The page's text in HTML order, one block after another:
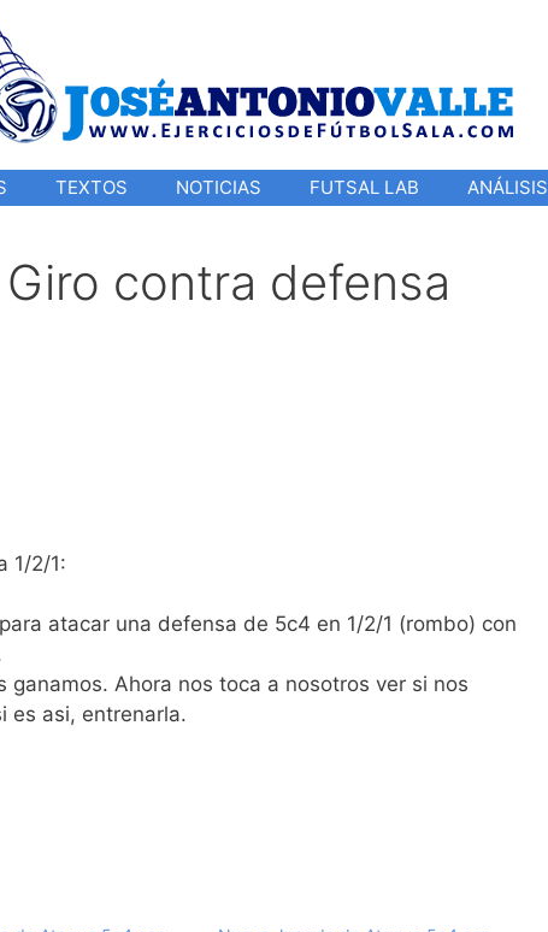
TEXTOS NOTICIAS FUTSAL LAB ANÁLISIS
contra defensa
1/2/1:
atacar una defensa de 5c4 en 1/2/1 (rombo) con
Ahora nos toca a nosotros ver si nos
es asi, entrenarla.